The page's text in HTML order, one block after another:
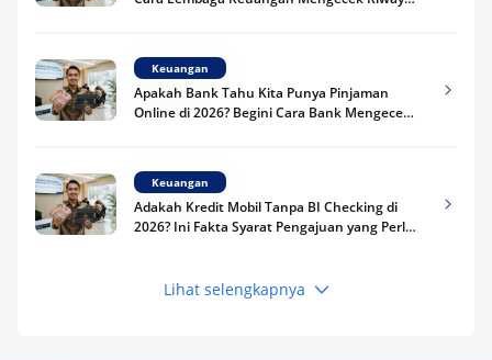
Keuangan
Apakah Bank Tahu Kita Punya Pinjaman
Online di 2026? Begini Cara Bank Mengecek
Keuangan
Adakah Kredit Mobil Tanpa BI Checking di
2026? Ini Fakta Syarat Pengajuan yang Perlu
Keuangan
Lihat selengkapnya